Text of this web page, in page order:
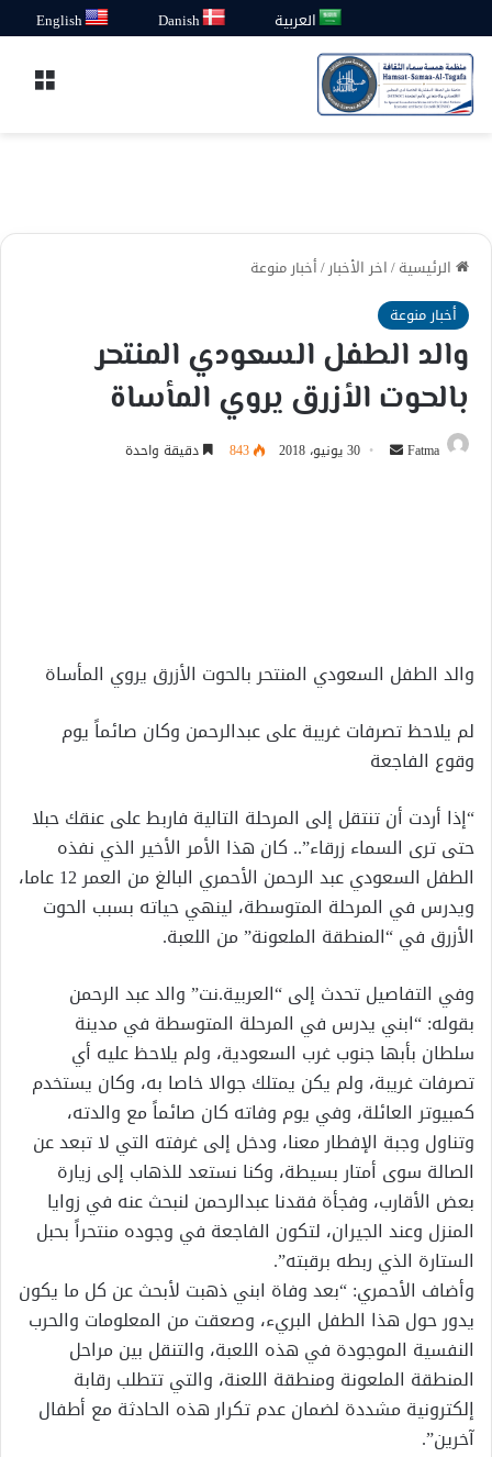
العربية Danish
English
الرئيسية/اخر الأخبار/أخبار منوعة
أخبار منوعة
والد الطفل السعودي المنتحر
بالحوت الأزرق يروي المأساة
Fatma
أرسل 30 يونيو، 2018 843 دقيقة واحدة
والد الطفل السعودي المنتحر بالحوت الأزرق يروي المأساة
لم يلاحظ تصرفات غريبة على عبدالرحمن وكان صائماً يوم
وقوع الفاجعة
“إذا أردت أن تنتقل إلى المرحلة التالية فاربط على عنقك حبلا
حتى ترى السماء زرقاء”.. كان هذا الأمر الأخير الذي نفذه
الطفل السعودي عبد الرحمن الأحمري البالغ من العمر 12 عاما،
ويدرس في المرحلة المتوسطة، لينهي حياته بسبب الحوت
الأزرق في “المنطقة الملعونة” من اللعبة.
وفي التفاصيل تحدث إلى “العربية.نت” والد عبد الرحمن
بقوله: “ابني يدرس في المرحلة المتوسطة في مدينة
سلطان بأبها جنوب غرب السعودية، ولم يلاحظ عليه أي
تصرفات غريبة، ولم يكن يمتلك جوالا خاصا به، وكان يستخدم
كمبيوتر العائلة، وفي يوم وفاته كان صائماً مع والدته،
وتناول وجبة الإفطار معنا، ودخل إلى غرفته التي لا تبعد عن
الصالة سوى أمتار بسيطة، وكنا نستعد للذهاب إلى زيارة
بعض الأقارب، وفجأة فقدنا عبدالرحمن لنبحث عنه في زوايا
المنزل وعند الجيران، لتكون الفاجعة في وجوده منتحراً بحبل
الستارة الذي ربطه برقبته”.
وأضاف الأحمري: “بعد وفاة ابني ذهبت لأبحث عن كل ما يكون
يدور حول هذا الطفل البريء، وصعقت من المعلومات والحرب
النفسية الموجودة في هذه اللعبة، والتنقل بين مراحل
المنطقة الملعونة ومنطقة اللعنة، والتي تتطلب رقابة
إلكترونية مشددة لضمان عدم تكرار هذه الحادثة مع أطفال
آخرين”.